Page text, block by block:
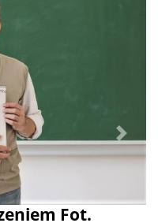
Fot.
Dalej